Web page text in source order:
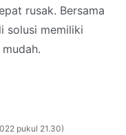
rusak. Bersama
solusi memiliki
pukul 21.30